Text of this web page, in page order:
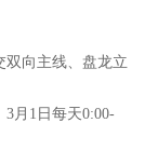
双向主线、盘龙立
3月1日每天0:00-